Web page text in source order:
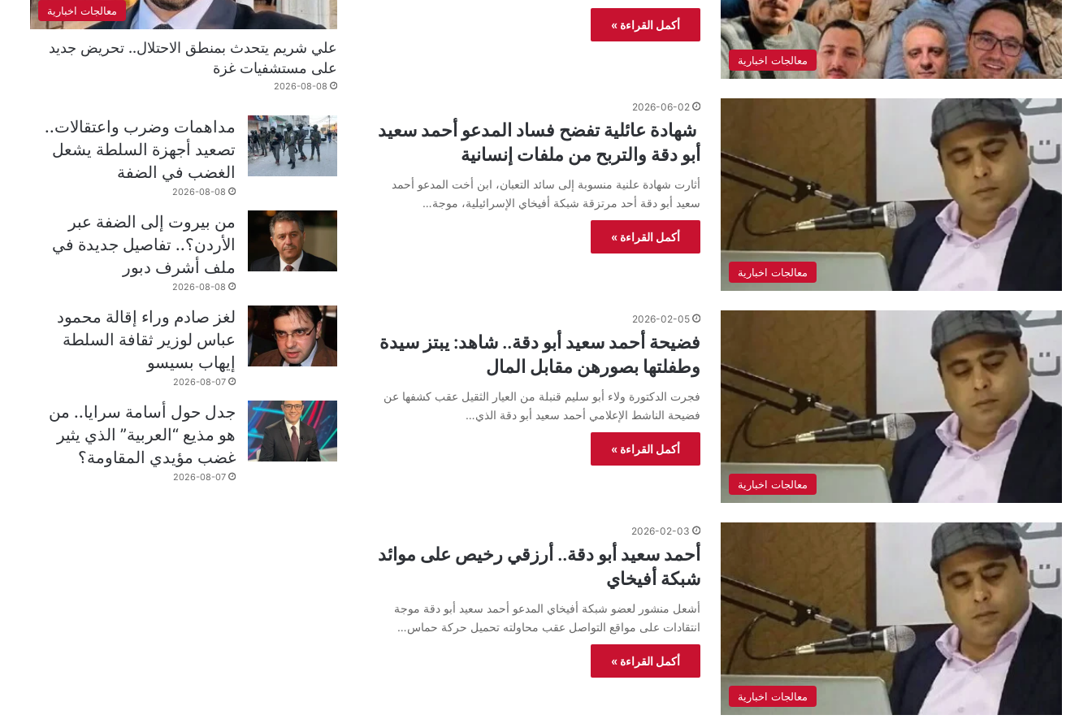
معالجات اخبارية
أكمل القراءة »
معالجات اخبارية
2026-06-02
​ شهادة عائلية تفضح فساد المدعو أحمد سعيد
أبو دقة والتربح من ملفات إنسانية
أثارت شهادة علنية منسوبة إلى سائد التعبان، ابن أخت المدعو أحمد
سعيد أبو دقة أحد مرتزقة شبكة أفيخاي الإسرائيلية، موجة…
أكمل القراءة »
معالجات اخبارية
2026-02-05
فضيحة أحمد سعيد أبو دقة.. شاهد: يبتز سيدة
وطفلتها بصورهن مقابل المال
فجرت الدكتورة ولاء أبو سليم قنبلة من العيار الثقيل عقب كشفها عن
فضيحة الناشط الإعلامي أحمد سعيد أبو دقة الذي…
أكمل القراءة »
معالجات اخبارية
2026-02-03
أحمد سعيد أبو دقة.. أرزقي رخيص على موائد
شبكة أفيخاي
أشعل منشور لعضو شبكة أفيخاي المدعو أحمد سعيد أبو دقة موجة
انتقادات على مواقع التواصل عقب محاولته تحميل حركة حماس…
أكمل القراءة »
معالجات اخبارية
علي شريم يتحدث بمنطق الاحتلال.. تحريض جديد
على مستشفيات غزة
2026-08-08
مداهمات وضرب واعتقالات..
تصعيد أجهزة السلطة يشعل
الغضب في الضفة
2026-08-08
من بيروت إلى الضفة عبر
الأردن؟.. تفاصيل جديدة في
ملف أشرف دبور
2026-08-08
لغز صادم وراء إقالة محمود
عباس لوزير ثقافة السلطة
إيهاب بسيسو
2026-08-07
جدل حول أسامة سرايا.. من
هو مذيع “العربية” الذي يثير
غضب مؤيدي المقاومة؟
2026-08-07